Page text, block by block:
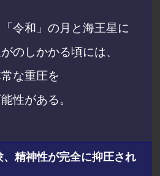
令和」の月と海王星に
のしかかる頃には、
な重圧を
性がある。
精神性が完全に抑圧され